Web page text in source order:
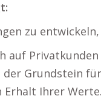
zu
auf
Grundstein
Ihrer Werte.